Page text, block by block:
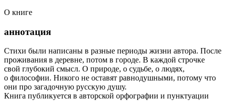
О книге
аннотация
Стихи были написаны в разные периоды жизни автора. После
проживания в деревне, потом в городе. В каждой строчке
свой глубокий смысл. О природе, о судьбе, о людях,
о философии. Никого не оставят равнодушными, потому что
они про загадочную русскую душу.
Книга публикуется в авторской орфографии и пунктуации